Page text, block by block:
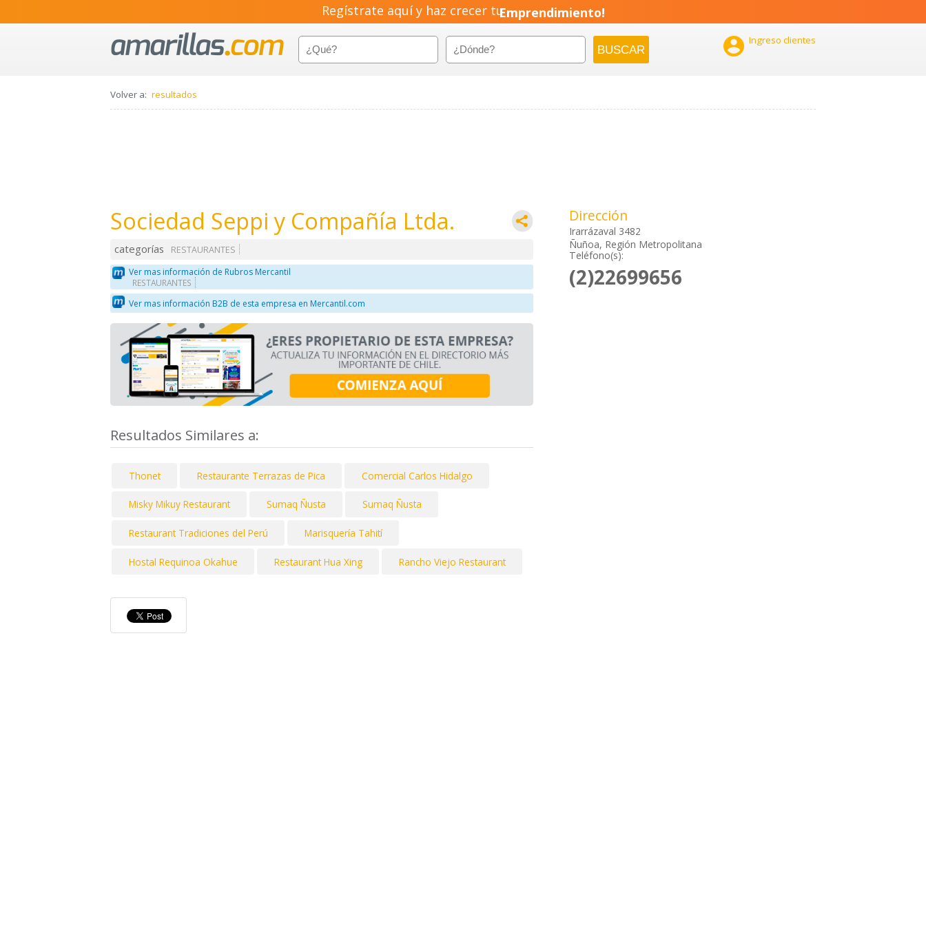
Regístrate aquí y haz crecer tuEmprendimiento!
 Ingreso clientes
Volver a: resultados
Sociedad Seppi y Compañía Ltda.
categorías
RESTAURANTES
Ver mas información de Rubros Mercantil
RESTAURANTES
Ver mas información B2B de esta empresa en Mercantil.com
Resultados Similares a:
Thonet Restaurante Terrazas de Pica Comercial Carlos Hidalgo
Misky Mikuy Restaurant Sumaq Ñusta Sumaq Ñusta
Restaurant Tradiciones del Perú Marisquería Tahití
Hostal Requinoa Okahue Restaurant Hua Xing Rancho Viejo Restaurant
Dirección
Irarrázaval 3482
Ñuñoa, Región Metropolitana
Teléfono(s):
(2)22699656